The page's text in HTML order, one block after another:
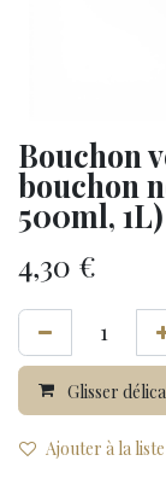
Bouchon
bouchon
500ml, 1L)
4,30 €
Glisser
Ajouter à la